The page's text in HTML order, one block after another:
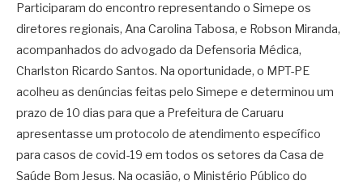
Participaram do encontro representando o Simepe os
diretores regionais, Ana Carolina Tabosa, e Robson Miranda,
acompanhados do advogado da Defensoria Médica,
Charlston Ricardo Santos. Na oportunidade, o MPT-PE
acolheu as denúncias feitas pelo Simepe e determinou um
prazo de 10 dias para que a Prefeitura de Caruaru
apresentasse um protocolo de atendimento específico
para casos de covid-19 em todos os setores da Casa de
Saúde Bom Jesus. Na ocasião, o Ministério Público do